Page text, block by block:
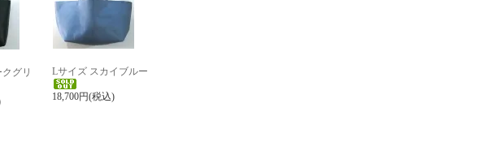
グリ
Lサイズ スカイブルー
18,700円(税込)